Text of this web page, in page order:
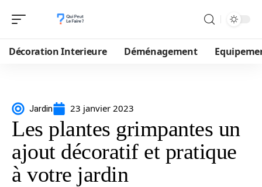
Décoration Interieure Déménagement
Jardin 23 janvier 2023
Les plantes grimpantes un
ajout décoratif et pratique
à votre jardin